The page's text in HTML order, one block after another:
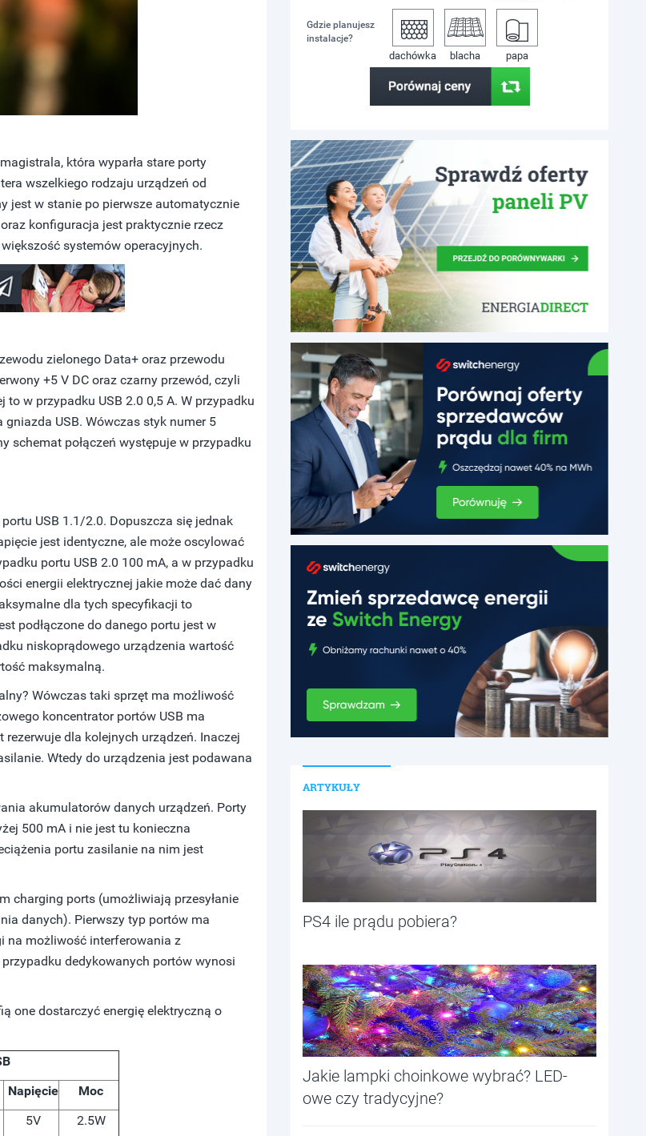
która wyparła stare porty
wszelkiego rodzaju urządzeń od
jest w stanie po pierwsze automatycznie
konfiguracja jest praktycznie rzecz
systemów operacyjnych.
zielonego Data+ oraz przewodu
+5 V DC oraz czarny przewód, czyli
w przypadku USB 2.0 0,5 A. W przypadku
USB. Wówczas styk numer 5
schemat połączeń występuje w przypadku
USB 1.1/2.0. Dopuszcza się jednak
jest identyczne, ale może oscylować
portu USB 2.0 100 mA, a w przypadku
energii elektrycznej jakie może dać dany
dla tych specyfikacji to
podłączone do danego portu jest w
niskoprądowego urządzenia wartość
maksymalną.
Wówczas taki sprzęt ma możliwość
koncentrator portów USB ma
dla kolejnych urządzeń. Inaczej
Wtedy do urządzenia jest podawana
akumulatorów danych urządzeń. Porty
500 mA i nie jest tu konieczna
portu zasilanie na nim jest
charging ports (umożliwiają przesyłanie
danych). Pierwszy typ portów ma
na możliwość interferowania z
dedykowanych portów wynosi
one dostarczyć energię elektryczną o
Napięcie
Moc
5V
2.5W
Gdzie planujesz
instalacje?
dachówka blacha papa
ARTYKUŁY
PS4 ile prądu pobiera?
Jakie lampki choinkowe wybrać? LED-
owe czy tradycyjne?